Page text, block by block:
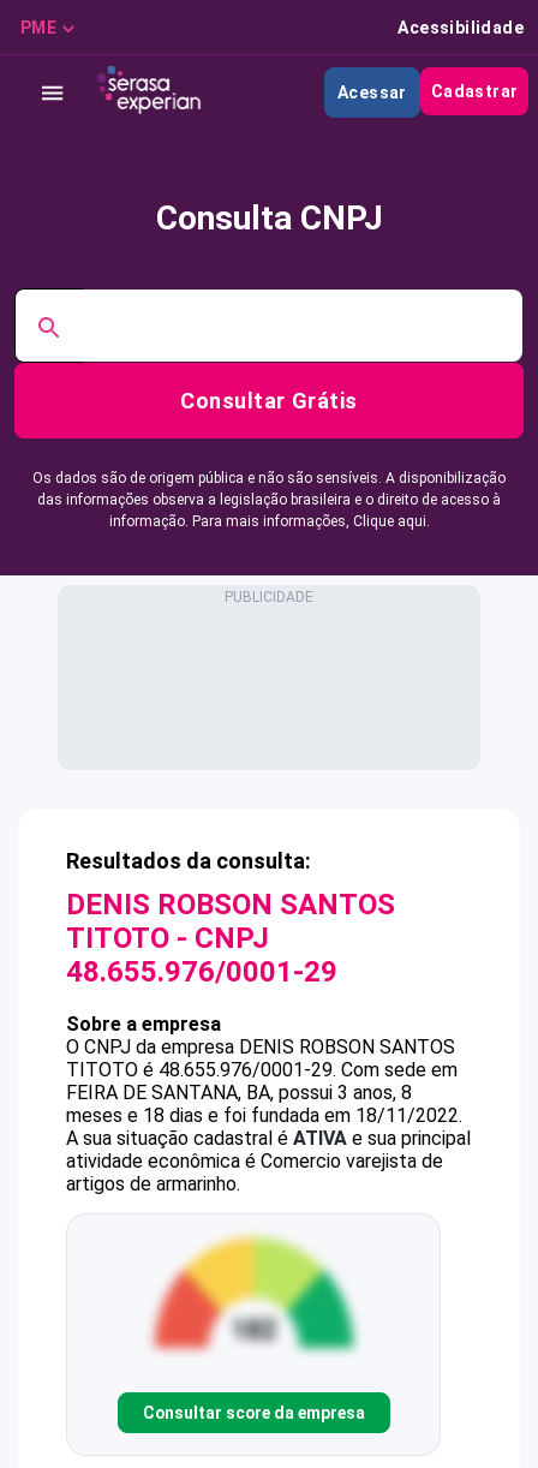
PME Acessibilidade
Acessar Cadastrar
Consulta CNPJ
Consultar Grátis
Os dados são de origem pública e não são sensíveis. A disponibilização
das informações observa a legislação brasileira e o direito de acesso à
informação. Para mais informações, Clique aqui.
Resultados da consulta:
DENIS ROBSON SANTOS
TITOTO - CNPJ
48.655.976/0001-29
Sobre a empresa
O CNPJ da empresa DENIS ROBSON SANTOS
TITOTO é 48.655.976/0001-29. Com sede em
FEIRA DE SANTANA, BA, possui 3 anos, 8
meses e 18 dias e foi fundada em 18/11/2022.
A sua situação cadastral é ATIVA e sua principal
atividade econômica é Comercio varejista de
artigos de armarinho.
Consultar score da empresa